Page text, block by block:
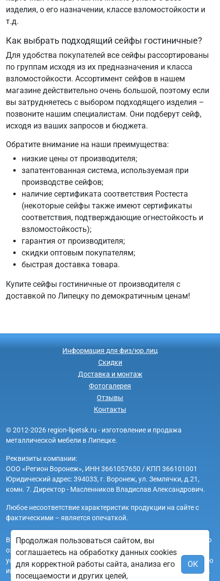
изделия, о его назначении, классе взломостойкости и
т.д.
Как выбрать подходящий сейфы гостиничные?
Для удобства покупателей все сейфы рассортированы
по группам исходя из их предназначения и класса
взломостойкости. Ассортимент сейфов в нашем
магазине действительно очень большой, поэтому если
вы затрудняетесь с выбором подходящего изделия –
позвоните нашим специалистам. Они подберут сейф,
исходя из ваших запросов и бюджета.
Обратите внимание на наши преимущества:
низкие цены от производителя;
запатентованная система, используемая при
производстве сейфов;
наличие сертификата соответствия Ростеста
(некоторые сейфы также имеют сертификаты
соответствия, подтверждающие огнестойкость и
взломостойкость);
гарантия от производителя;
скидки оптовым покупателям;
быстрая доставка товара.
Купите сейфы гостиничные от производителя с
доставкой по Липецку по демократичным ценам!
Информация для физ/юр.лиц
Скидки
Доставка и монтаж
Фотогалерея
Отзывы
Контакты
© 2012-2026 region-lipetsk.ru - изготовление и продажа
металлической мебели в Липецке.
Реквизиты компании:
ООО «Регион Воронеж», ИНН 3661057650 / КПП 366101001
Юридический адрес: 394033, г. Воронеж, ул. Землячки, д.21,
комн. 7. Директор - Масленников Владислав Александрович.
Любое несоответствие характеристик продукции на сайте с
фактическими – является опечаткой.
Вся информация на сайте region-lipetsk.ru носит исключительно
ознакомительный и справочный характер и ни при каких
условиях не является публичной офертой. Всю дополнительную
информацию можно узнать по телефонам указанным на сайте.
Продолжая пользоваться сайтом, вы
соглашаетесь на обработку данных cookies
для корректной работы сайта, анализа его
посещаемости и других целей,
ОК